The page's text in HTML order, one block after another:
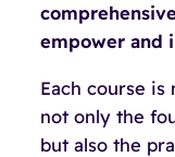
empower and
Each course
not only the
but also the